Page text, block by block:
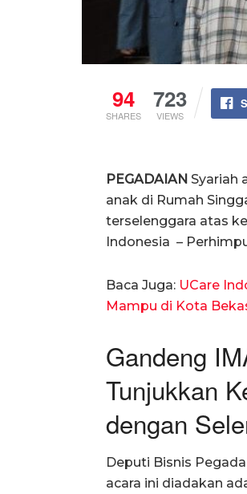
94
SHARES
723
VIEWS
PEGADAIAN Syariah
anak di Rumah
terselenggara atas
Indonesia –
Baca Juga: UCare
Mampu di Kota
Gandeng
Tunjukkan
dengan
Deputi Bisnis
acara ini diadakan